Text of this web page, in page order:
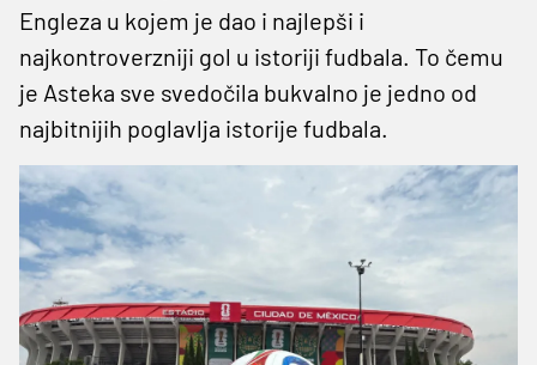
Engleza u kojem je dao i najlepši i
najkontroverzniji gol u istoriji fudbala. To čemu
je Asteka sve svedočila bukvalno je jedno od
najbitnijih poglavlja istorije fudbala.